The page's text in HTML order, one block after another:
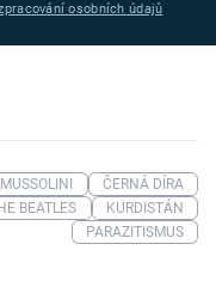
osobních údajů
ČERNÁ DÍRA
BEATLES
KURDISTÁN
PARAZITISMUS